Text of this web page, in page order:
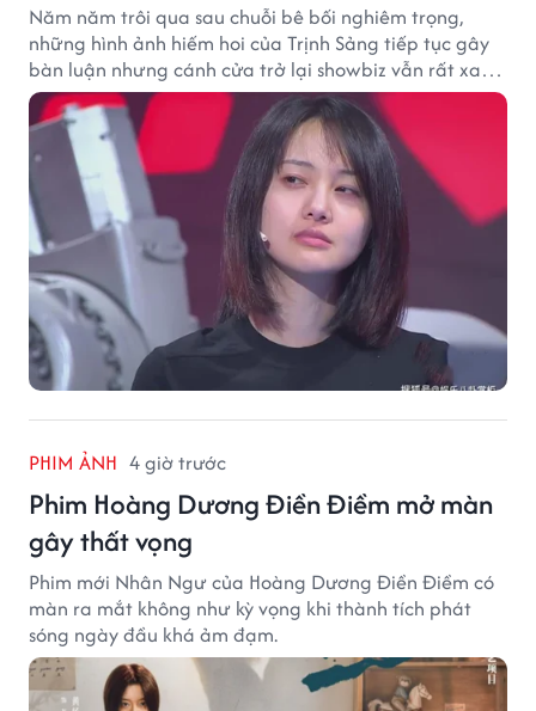
Năm năm trôi qua sau chuỗi bê bối nghiêm trọng,
những hình ảnh hiếm hoi của Trịnh Sảng tiếp tục gây
bàn luận nhưng cánh cửa trở lại showbiz vẫn rất xa
vời.
PHIM ẢNH 4 giờ trước
Phim Hoàng Dương Điền Điềm mở màn
gây thất vọng
Phim mới Nhân Ngư của Hoàng Dương Điền Điềm có
màn ra mắt không như kỳ vọng khi thành tích phát
sóng ngày đầu khá ảm đạm.